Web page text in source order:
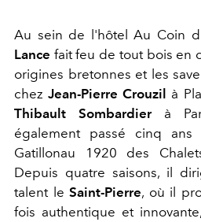
Au sein de l'hôtel Au Coin
Lance fait feu de tout bois en
origines bretonnes et les
chezJean-PierreCrouzil
à
Thibault Sombardier à
également passé cinq
Gatillonau 1920 des
Depuis quatre saisons, il
talent leSaint-Pierre, où il
fois authentique et